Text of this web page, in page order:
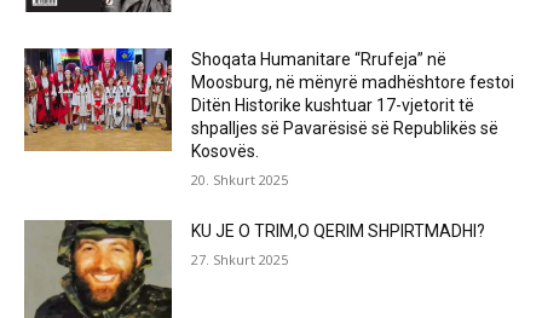
Shoqata Humanitare “Rrufeja” në
Moosburg, në mënyrë madhështore festoi
Ditën Historike kushtuar 17-vjetorit të
shpalljes së Pavarësisë së Republikës së
Kosovës.
20. Shkurt 2025
KU JE O TRIM,O QERIM SHPIRTMADHI?
27. Shkurt 2025